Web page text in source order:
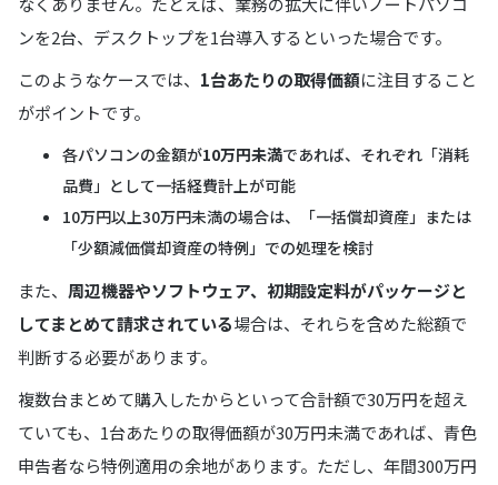
ンを2台、デスクトップを1台導入するといった場合です。
このようなケースでは、 1台あたりの取得価額に注目すること
がポイントです。
各パソコンの金額が10万円未満であれば、それぞれ「消耗
品費」として一括経費計上が可能
10万円以上30万円未満の場合は、「一括償却資産」または
「少額減価償却資産の特例」での処理を検討
また、 周辺機器やソフトウェア、初期設定料がパッケージと
してまとめて請求されている場合は、それらを含めた総額で
判断する必要があります。
複数台まとめて購入したからといって合計額で30万円を超え
ていても、1台あたりの取得価額が30万円未満であれば、青色
申告者なら特例適用の余地があります。ただし、年間300万円